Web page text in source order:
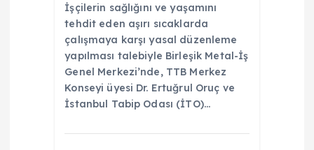
İşçilerin sağlığını ve yaşamını
tehdit eden aşırı sıcaklarda
çalışmaya karşı yasal düzenleme
yapılması talebiyle Birleşik Metal-İş
Genel Merkezi’nde, TTB Merkez
Konseyi üyesi Dr. Ertuğrul Oruç ve
İstanbul Tabip Odası (İTO)…